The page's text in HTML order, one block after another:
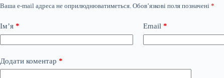
Ваша e-mail адреса не оприлюднюватиметься. Обов’язкові поля позначені *
Ім’я * Email *
Додати коментар *